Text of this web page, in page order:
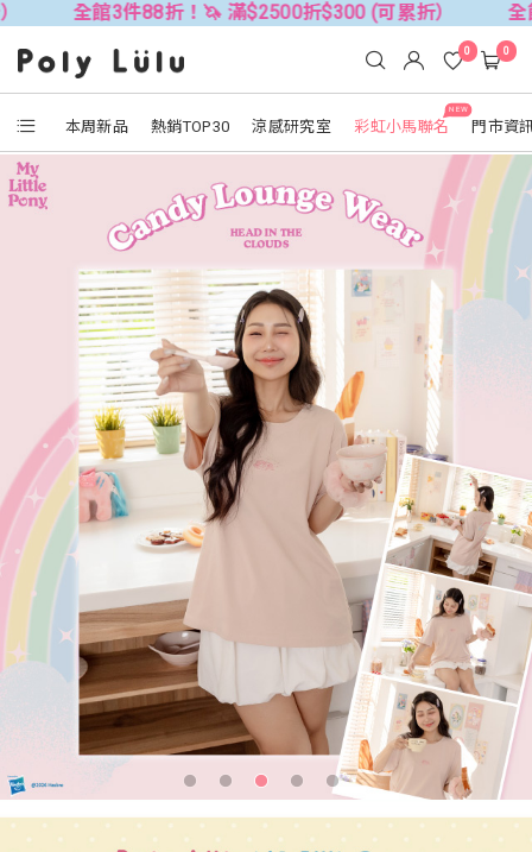
3件88折！🦄 滿$2500折$300 (可累折） 全館3件88折
本周新品 熱銷TOP30 涼感研究室
NEW
彩虹小馬聯名 門市資
0 0